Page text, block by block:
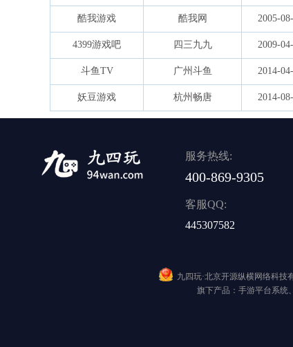
酷我游戏 酷我网 2005-
4399游戏吧 四三九九 2009-
斗鱼TV 广州斗鱼 2014-
妖豆游戏 杭州畅唐 2014-
服务热线:
400-869-9305
客服QQ:
445307582
九四玩·北京开源纵横网络科技
旗下产品：手游平台系统